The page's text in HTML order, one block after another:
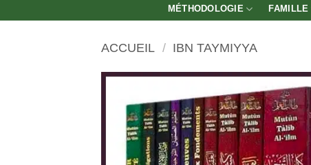
MÉTHODOLOGIE FAMILLE
ACCUEIL / IBN TAYMIYYA